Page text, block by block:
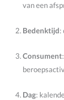
van een
Bedenktijd:
Consument
Dag: